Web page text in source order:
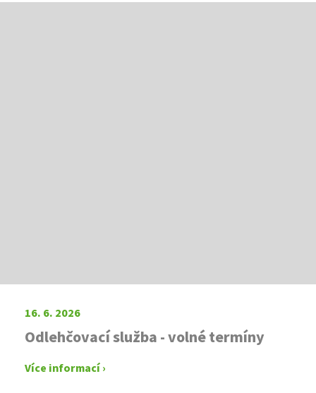
16. 6. 2026
Odlehčovací služba - volné termíny
Více informací ›